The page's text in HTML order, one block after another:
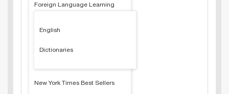
Foreign Language Learning
English
Dictionaries
New York Times Best Sellers